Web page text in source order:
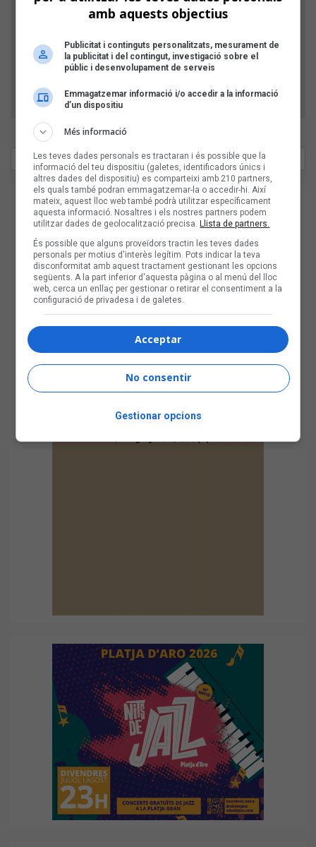
no l'envia un robot publicitari.
amb aquests objectius
Publicitat i continguts personalitzats, mesurament de
la publicitat i del contingut, investigació sobre el
públic i desenvolupament de serveis
Emmagatzemar informació i/o accedir a la informació
d’un dispositiu
Més informació
Les teves dades personals es tractaran i és possible que la
informació del teu dispositiu (galetes, identificadors únics i
altres dades del dispositiu) es comparteixi amb 210 partners,
els quals també podran emmagatzemar-la o accedir-hi. Així
mateix, aquest lloc web també podrà utilitzar específicament
aquesta informació. Nosaltres i els nostres partners podem
utilitzar dades de geolocalització precisa.Llista de partners.
És possible que alguns proveïdors tractin les teves dades
personals per motius d'interès legítim. Pots indicar la teva
disconformitat amb aquest tractament gestionant les opcions
següents. A la part inferior d'aquesta pàgina o al menú del lloc
web, cerca un enllaç per gestionar o retirar el consentiment a la
configuració de privadesa i de galetes.
Acceptar
No consentir
Gestionar opcions